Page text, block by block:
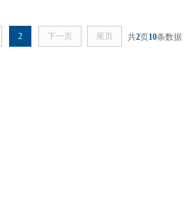
2 下一页 尾页 共2页10条数据